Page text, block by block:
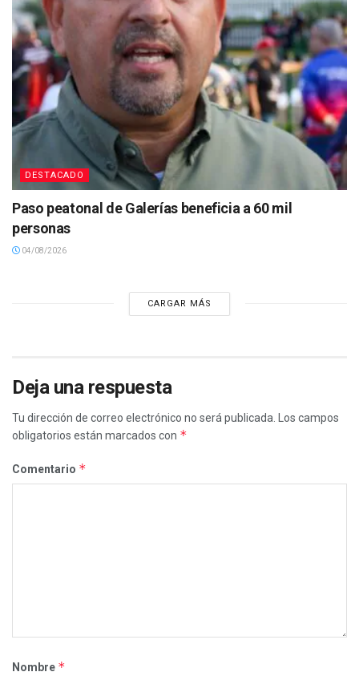
DESTACADO
Paso peatonal de Galerías beneficia a 60 mil
personas
04/08/2026
CARGAR MÁS
Deja una respuesta
Tu dirección de correo electrónico no será publicada.
Los campos
obligatorios están marcados con *
Comentario *
Nombre *